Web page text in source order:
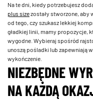
Na te dni, kiedy potrzebujesz
plus sizezostały stworzone, aby
od tego, czy szukasz lekkiej
gładkiej linii, mamy propozycje,
wygodne. Wybieraj spośród
unoszą pośladki lub zapewniają
wykończenie.
NIEZBĘDNE
NA KAŻDĄ